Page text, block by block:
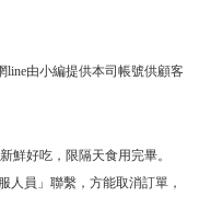
由小編提供本司帳號供顧客
好吃，限隔天食用完畢。
員」聯繫，方能取消訂單，